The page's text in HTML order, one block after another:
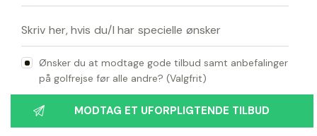
Ønsker du at modtage gode tilbud samt anbefalinger
på golfrejse før alle andre? (Valgfrit)